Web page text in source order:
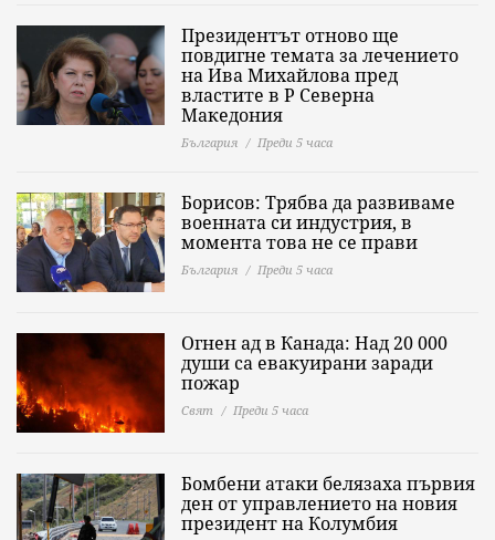
Президентът отново ще
повдигне темата за лечението
на Ива Михайлова пред
властите в Р Северна
Македония
България Преди 5 часа
Борисов: Трябва да развиваме
военната си индустрия, в
момента това не се прави
България Преди 5 часа
Огнен ад в Канада: Над 20 000
души са евакуирани заради
пожар
Свят Преди 5 часа
Бомбени атаки белязаха първия
ден от управлението на новия
президент на Колумбия